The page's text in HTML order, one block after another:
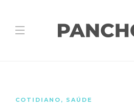
COTIDIANO , SAÚDE